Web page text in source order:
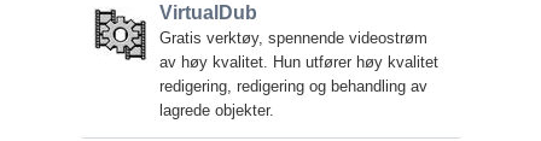
VirtualDub
Gratis verktøy, spennende videostrøm
av høy kvalitet. Hun utfører høy kvalitet
redigering, redigering og behandling av
lagrede objekter.